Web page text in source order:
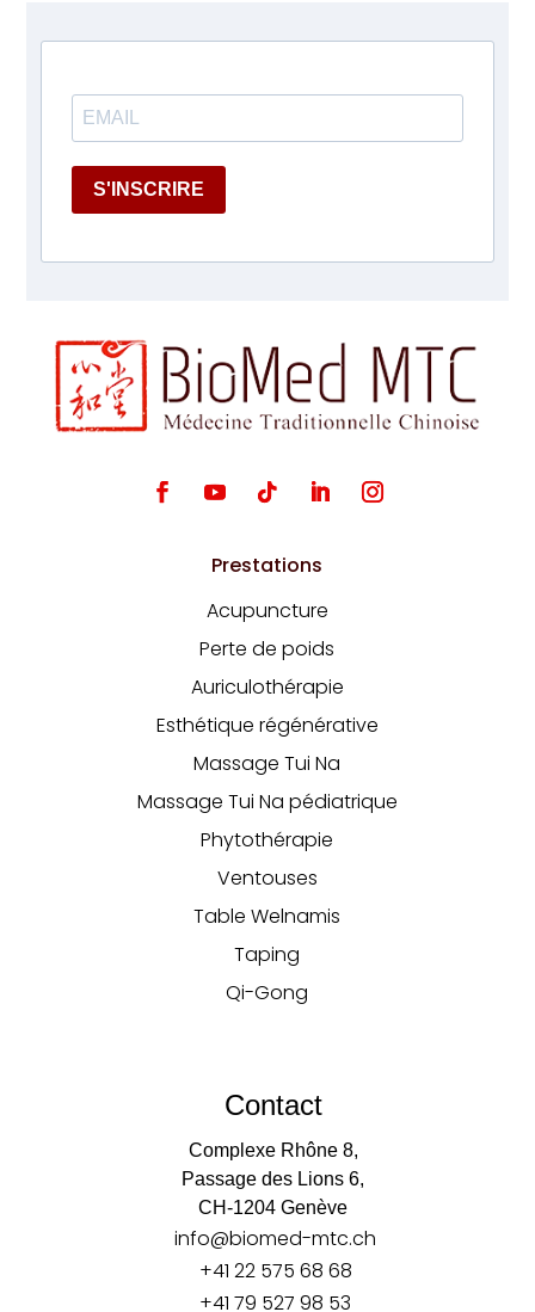
S'INSCRIRE
Prestations
Acupuncture
Perte de poids
Auriculothérapie
Esthétique régénérative
Massage Tui Na
Massage Tui Na pédiatrique
Phytothérapie
Ventouses
Table Welnamis
Taping
Qi-Gong
Contact
Complexe Rhône 8,
Passage des Lions 6,
CH-1204 Genève
info@biomed-mtc.ch
+41 22 575 68 68
+41 79 527 98 53